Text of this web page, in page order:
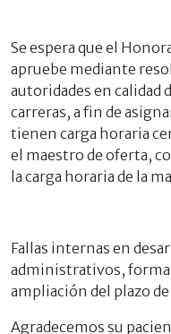
Se espera que el
apruebe mediante
autoridades en calidad
carreras, a fin de
tienen carga horaria
el maestro de oferta,
la carga horaria de la
Fallas internas en
administrativos, forma
ampliación del plazo
Agradecemos su